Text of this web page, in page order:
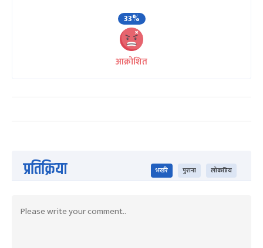
33%
आक्रोशित
प्रतिक्रिया भर्खरै पुराना लोकप्रिय